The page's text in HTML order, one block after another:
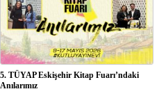
5. TÜYAP Eskişehir Kitap Fuarı’ndaki
Anılarımız